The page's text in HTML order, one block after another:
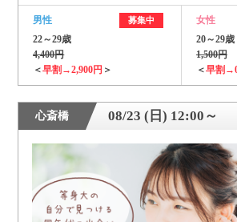
男性 募集中
22～29歳
4,400円
＜早割→2,900円 ＞
女性
20～29歳
1,500円
＜早割
心斎橋 08/23 (日) 12:00～